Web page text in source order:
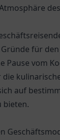
für
Pause vom
auf
bieten.